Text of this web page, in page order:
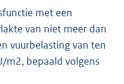
met een
van niet meer dan
vuurbelasting van ten
m2, bepaald volgens